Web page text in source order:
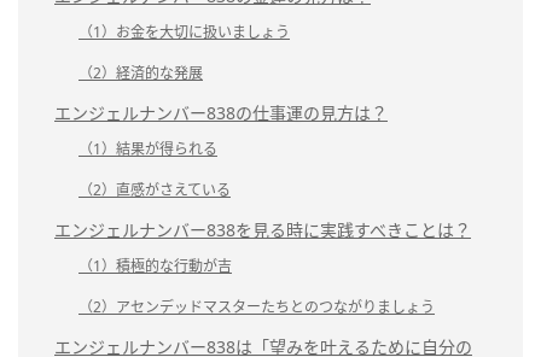
（1）お金を大切に扱いましょう
（2）経済的な発展
エンジェルナンバー838の仕事運の見方は？
（1）結果が得られる
（2）直感がさえている
エンジェルナンバー838を見る時に実践すべきことは？
（1）積極的な行動が吉
（2）アセンデッドマスターたちとのつながりましょう
エンジェルナンバー838は「望みを叶えるために自分の